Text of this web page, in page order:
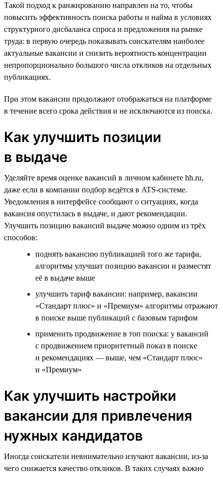
Такой подход к ранжированию направлен на то, чтобы
повысить эффективность поиска работы и найма в условиях
структурного дисбаланса спроса и предложения на рынке
труда: в первую очередь показывать соискателям наиболее
актуальные вакансии и снизить вероятность концентрации
непропорционально большого числа откликов на отдельных
публикациях.
При этом вакансии продолжают отображаться на платформе
в течение всего срока действия и не исключаются из поиска.
Как улучшить позиции
в выдаче
Уделяйте время оценке вакансий в личном кабинете hh.ru,
даже если в компании подбор ведётся в ATS-системе.
Уведомления в интерфейсе сообщают о ситуациях, когда
вакансия опустилась в выдаче, и дают рекомендации.
Улучшить позицию вакансий выдаче можно одним из трёх
способов:
поднять вакансию публикацией того же тарифа,
алгоритмы улучшат позицию вакансии и разместят
её в выдаче выше
улучшить тариф вакансии: например, вакансии
«Стандарт плюс» и «Премиум» алгоритмы отражают
в поиске выше публикаций с базовым тарифом
применить продвижение в топ поиска: у вакансий
с продвижением приоритетный показ в поиске
и рекомендациях — выше, чем «Стандарт плюс»
и «Премиум»
Как улучшить настройки
вакансии для привлечения
нужных кандидатов
Иногда соискатели невнимательно изучают вакансии, из-за
чего снижается качество откликов. В таких случаях важно